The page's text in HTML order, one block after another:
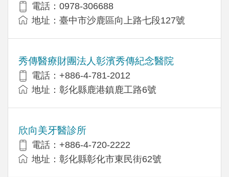
電話：0978-306688
地址：臺中市沙鹿區向上路七段127號
秀傳醫療財團法人彰濱秀傳紀念醫院
電話：+886-4-781-2012
地址：彰化縣鹿港鎮鹿工路6號
欣向美牙醫診所
電話：+886-4-720-2222
地址：彰化縣彰化市東民街62號